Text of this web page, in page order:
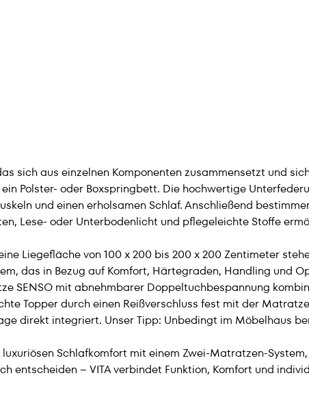
sich aus einzelnen Komponenten zusammensetzt und
Polster- oder Boxspringbett. Die hochwertige
und einen erholsamen Schlaf. Anschließend
Lese- oder Unterbodenlicht und pflegeleichte Stoffe
Liegefläche von 100 x 200 bis 200 x 200 Zentimeter
das in Bezug auf Komfort, Härtegraden, Handling und
SENSO mit abnehmbarer Doppeltuchbespannung
Topper durch einen Reißverschluss fest mit der
direkt integriert. Unser Tipp: Unbedingt im Möbelhaus
Schlafkomfort mit einem Zwei-Matratzen-
entscheiden – VITA verbindet Funktion, Komfort und